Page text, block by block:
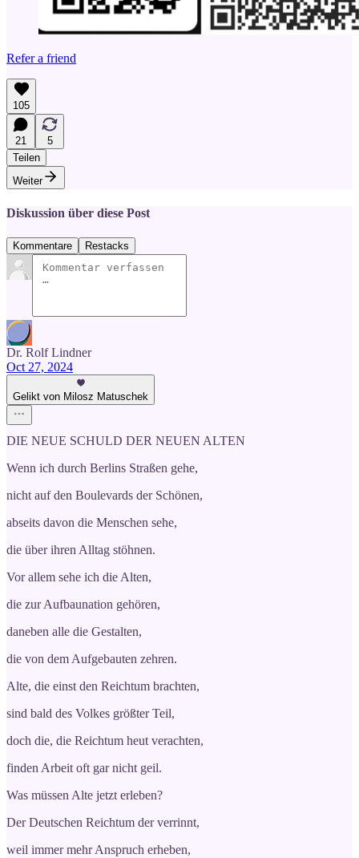
Refer a friend
105
21
5
Teilen
Weiter
Diskussion über diese Post
Kommentare Restacks
Dr. Rolf Lindner
Oct 27, 2024
Gelikt von Milosz Matuschek
DIE NEUE SCHULD DER NEUEN ALTEN
Wenn ich durch Berlins Straßen gehe,
nicht auf den Boulevards der Schönen,
abseits davon die Menschen sehe,
die über ihren Alltag stöhnen.
Vor allem sehe ich die Alten,
die zur Aufbaunation gehören,
daneben alle die Gestalten,
die von dem Aufgebauten zehren.
Alte, die einst den Reichtum brachten,
sind bald des Volkes größter Teil,
doch die, die Reichtum heut verachten,
finden Arbeit oft gar nicht geil.
Was müssen Alte jetzt erleben?
Der Deutschen Reichtum der verrinnt,
weil immer mehr Anspruch erheben,